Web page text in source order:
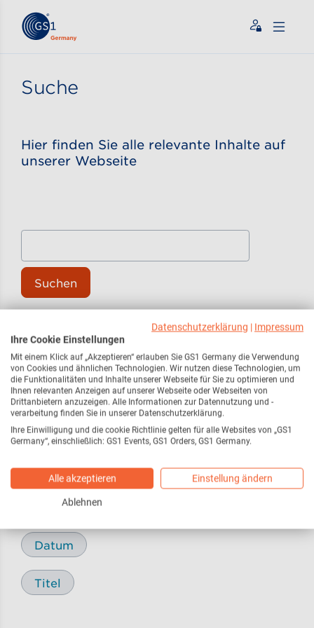
Zum Inhalt gehen
Suche
Hier finden Sie alle relevante Inhalte auf
unserer Webseite
Suchen
Pressemitteilungen /
Pressemeldungen
17
Blog29
Sortieren nach
Relevanz
Datum
Titel
Datenschutzerklärung | Impressum
Ihre Cookie Einstellungen
Mit einem Klick auf „Akzeptieren“ erlauben Sie GS1 Germany die Verwendung
von Cookies und ähnlichen Technologien. Wir nutzen diese Technologien, um
die Funktionalitäten und Inhalte unserer Webseite für Sie zu optimieren und
Ihnen relevanten Anzeigen auf unserer Webseite oder Webseiten von
Drittanbietern anzuzeigen. Alle Informationen zur Datennutzung und -
verarbeitung finden Sie in unserer Datenschutzerklärung.
Ihre Einwilligung und die cookie Richtlinie gelten für alle Websites von „GS1
Germany“, einschließlich: GS1 Events, GS1 Orders, GS1 Germany.
Alle akzeptieren Einstellung ändern
Ablehnen